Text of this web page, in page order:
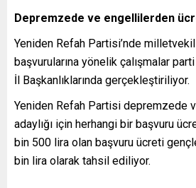
Depremzede ve engellilerden
Yeniden Refah Partisi’nde
başvurularına yönelik çalışmalar
İl Başkanlıklarında gerçekleştiriliyor.
Yeniden Refah Partisi depremzede
adaylığı için herhangi bir başvuru
bin 500 lira olan başvuru ücreti
bin lira olarak tahsil ediliyor.